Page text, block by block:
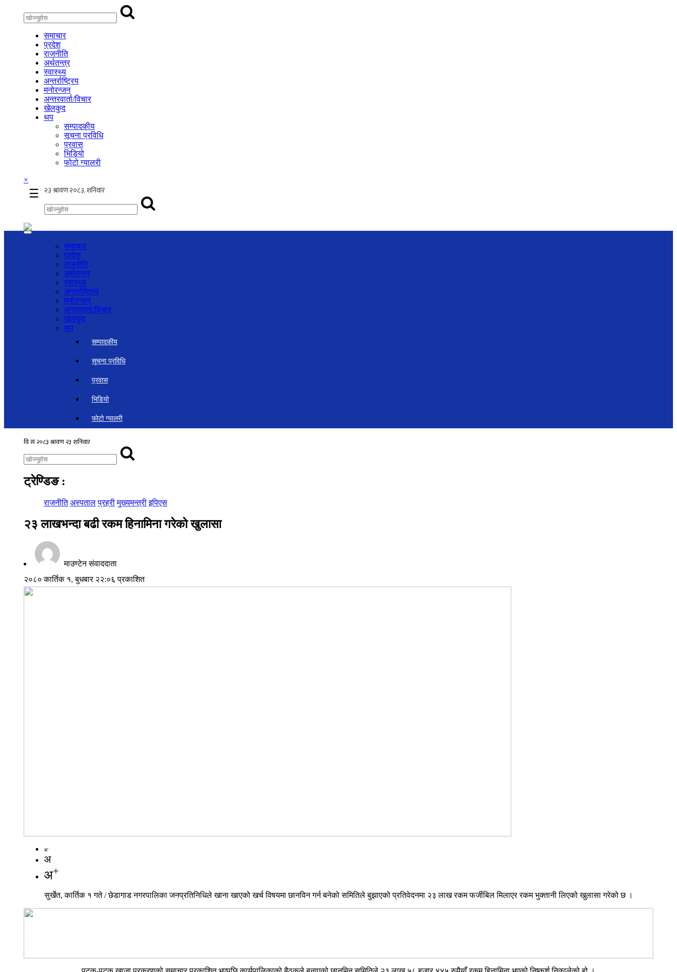
समाचार
प्रदेश
राजनीति
अर्थतन्त्र
स्वास्थ्य
अन्तर्राष्ट्रिय
मनोरन्जन
अन्तरवार्ता/विचार
खेलकुद
थप
सम्पादकीय
सूचना प्रविधि
प्रवास
भिडियो
फोटो ग्यालरी
×
☰
समाचार
प्रदेश
राजनीति
अर्थतन्त्र
स्वास्थ्य
अन्तर्राष्ट्रिय
मनोरन्जन
अन्तरवार्ता/विचार
खेलकुद
थप
सम्पादकीय
सूचना प्रविधि
प्रवास
भिडियो
फोटो ग्यालरी
ट्रेण्डिङ :
राजनीति अस्पताल प्रहरी मुख्यमन्त्री इपिएस
२३ लाखभन्दा बढी रकम हिनामिना गरेको खुलासा
माउण्टेन संवाददाता
२०८० कार्तिक १, बुधबार २२:०६ प्रकाशित
अ-
अ
अ+
सुर्खेत, कार्तिक १ गते / छेडागाड नगरपालिका जनप्रतिनिधिले खाना खाएको खर्च विषयमा छानविन गर्न बनेको समितिले बुझाएको प्रतिवेदनमा २३ लाख रकम फर्जीबिल मिलाएर रकम भुक्तानी लिएको खुलासा गरेको छ ।